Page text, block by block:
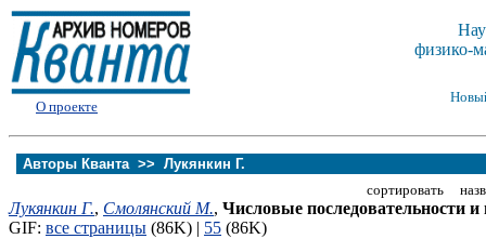
О проекте
физико-
Авторы Кванта >> Лукянкин Г.
сортировать
Лукянкин Г., Смолянский М., Числовые последовательности
GIF: все страницы (86K) | 55 (86K)